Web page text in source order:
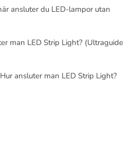
ansluter du LED-lampor utan
man LED Strip Light? (Ultraguide
Hur ansluter man LED Strip Light?